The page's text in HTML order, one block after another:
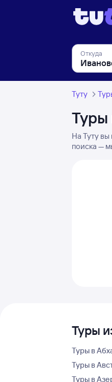
Откуда
Туту
Туры
На Туту
поиска —
Туры
Туры в
Туры в
Туры в